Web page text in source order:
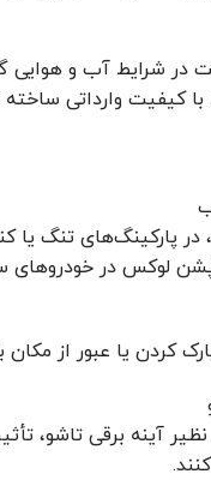
در شرایط آب و هوایی
کیفیت وارداتی
در پارکینگ‌های تنگ یا
لوکس در خودروهای
کردن یا عبور از
آینه برقی تاشو،